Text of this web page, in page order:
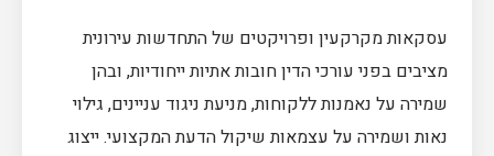
עסקאות מקרקעין ופרויקטים של התחדשות עירונית
מציבים בפני עורכי הדין חובות אתיות ייחודיות, ובהן
שמירה על נאמנות ללקוחות, מניעת ניגוד עניינים, גילוי
נאות ושמירה על עצמאות שיקול הדעת המקצועי. ייצוג